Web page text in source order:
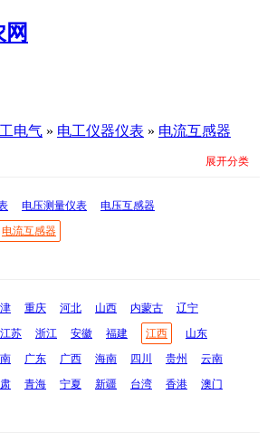
电气 » 电工仪器仪表 » 电流互感器
电压测量仪表
电压互感器
电流互感器
展开分类
重庆 河北 山西 内蒙古
辽宁
江苏 浙江 安徽 福建 江西
山东
广东 广西 海南 四川 贵州
云南
青海 宁夏 新疆 台湾 香港 澳门